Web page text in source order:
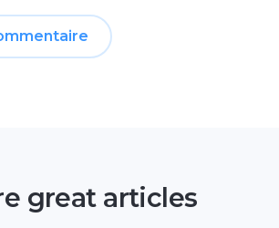
great articles